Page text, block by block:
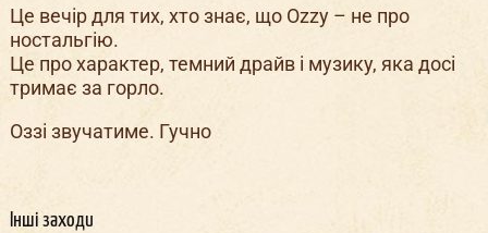
Це вечір для тих, хто знає, що Ozzy – не про
ностальгію.
Це про характер, темний драйв і музику, яка досі
тримає за горло.
Оззі звучатиме. Гучно
Інші заходи